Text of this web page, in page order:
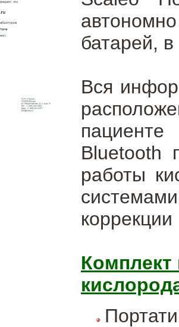
батарей,
Вся
Bluetooth
работы
Комплект